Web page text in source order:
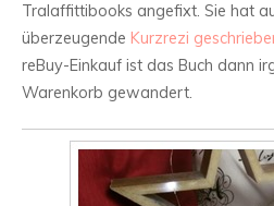
Tralaffittibooks angefixt. Sie hat
überzeugende Kurzrezi
reBuy-Einkauf ist das Buch dann
Warenkorb gewandert.